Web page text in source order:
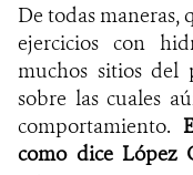
De todas maneras,
ejercicios con
muchos sitios del
sobre las cuales
comportamiento.
como dice López